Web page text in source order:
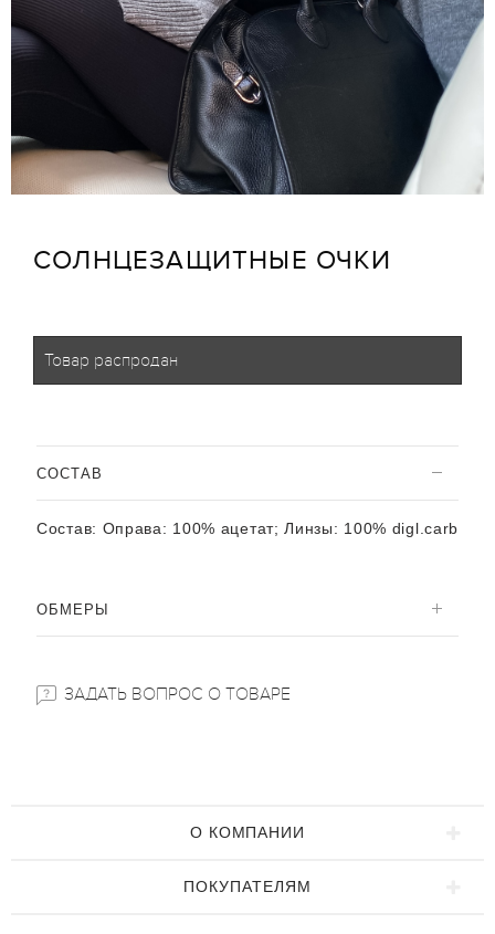
СОЛНЦЕЗАЩИТНЫЕ ОЧКИ
Товар распродан
CОСТАВ
Состав: Оправа: 100% ацетат; Линзы: 100% digl.carb
ОБМЕРЫ
ЗАДАТЬ ВОПРОС О ТОВАРЕ
О КОМПАНИИ
ПОКУПАТЕЛЯМ